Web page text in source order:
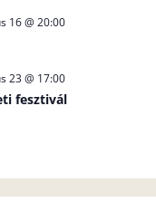
16 @ 20:00
23 @ 17:00
fesztivál